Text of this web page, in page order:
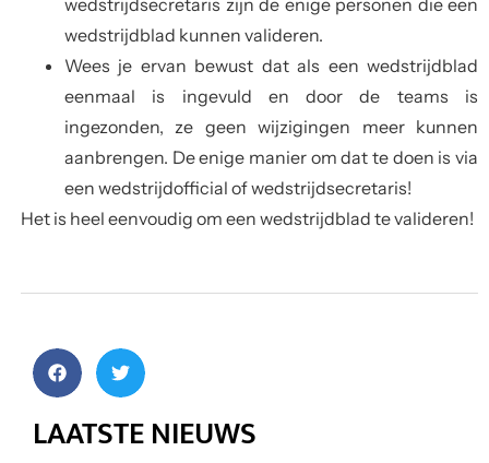
wedstrijdblad kunnen valideren.
Wees je ervan bewust dat als een wedstrijdblad
eenmaal is ingevuld en door de teams is
ingezonden, ze geen wijzigingen meer kunnen
aanbrengen. De enige manier om dat te doen is via
een wedstrijdofficial of wedstrijdsecretaris!
Het is heel eenvoudig om een wedstrijdblad te valideren!
LAATSTE NIEUWS